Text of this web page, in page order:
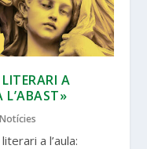
A
L’ABAST»
Notícies
a l’aula: